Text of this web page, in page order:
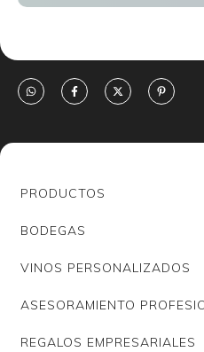
PRODUCTOS
BODEGAS
VINOS PERSONALIZADOS
ASESORAMIENTO
REGALOS EMPRESARIALES